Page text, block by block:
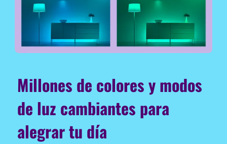
Millones de colores y modos
de luz cambiantes para
alegrar tu día